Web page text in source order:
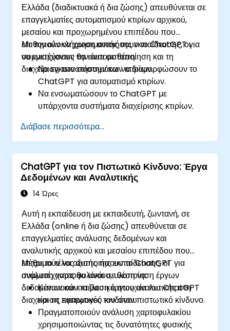
Ελλάδα (διαδικτυακά ή δια ζώσης) απευθύνεται σε
επαγγελματίες αυτοματισμού κτιρίων αρχικού,
μεσαίου και προχωρημένου επιπέδου που
επιθυμούν να χρησιμοποιήσουν το ChatGPT για
να ενισχύσουν την αυτοματοποίηση και τη
διαχείριση των συστημάτων κτιρίων.
Με την ολοκλήρωση αυτής της εκπαίδευσης, οι
συμμετέχοντες θα είναι σε θέση:
Να εγκαταστήσουν και να διαμορφώσουν το
ChatGPT για αυτοματισμό κτιρίων.
Να ενσωματώσουν το ChatGPT με
υπάρχοντα συστήματα διαχείρισης κτιρίων.
φωτισμού, HVAC και πυρασφάλειας
χρησιμοποιώντας το ChatGPT.
Να αναπτύξουν και να υλοποιήσουν
προσαρμοσμένα σενάρια αυτοματισμού.
Να παρακολουθούν και να διαχειρίζονται
συστήματα κτιρίων αξιοποιώντας πληροφορίες
Διάβασε περισσότερα...
ChatGPT για τον Πιστωτικό Κίνδυνο: Έργα
Δεδομένων και Αναλυτικής
14 Ώρες
Αυτή η εκπαίδευση με εκπαιδευτή, ζωντανή, σε
Ελλάδα (online ή δια ζώσης) απευθύνεται σε
επαγγελματίες ανάλυσης δεδομένων και
αναλυτικής αρχικού και μεσαίου επιπέδου που
επιθυμούν να αξιοποιήσουν το ChatGPT για
ανάλυση χαρτοφυλακίου, υλοποίηση έργων
δεδομένων και εκτέλεση έργων αναλυτικής στη
διαχείριση πιστωτικού κινδύνου.
Μέχρι το τέλος αυτής της εκπαίδευσης, οι
συμμετέχοντες θα είναι σε θέση να:
Κατανοούν τα βασικά στοιχεία του ChatGPT
και τις εφαρμογές του στον πιστωτικό κίνδυνο.
Πραγματοποιούν ανάλυση χαρτοφυλακίου
χρησιμοποιώντας τις δυνατότητες φυσικής